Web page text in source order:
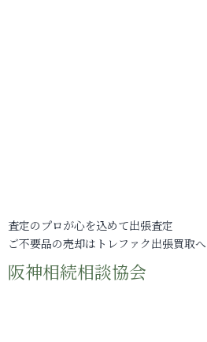
査定のプロが心を込めて出張査定
ご不要品の売却はトレファク出張買取へ
阪神相続相談協会